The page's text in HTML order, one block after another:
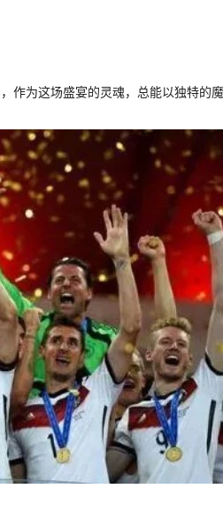
作为这场盛宴的灵魂，总能以独特的